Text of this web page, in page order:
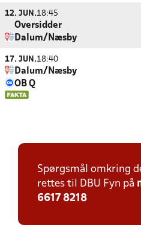
12. JUN.18:45
Oversidder
Dalum/Næsby
17. JUN.18:40
Dalum/Næsby
OB Q
Spørgsmål omkring
rettes til DBU Fyn på
6617 8218